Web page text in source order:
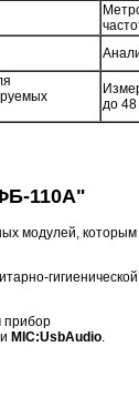
до
110А"
модулей, которым
гигиенической
прибор
и MIC:UsbAudio